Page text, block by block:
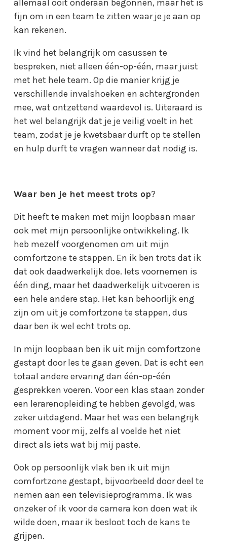
allemaal ooit onderaan begonnen, maar het is
fijn om in een team te zitten waar je je aan op
kan rekenen.
Ik vind het belangrijk om casussen te
bespreken, niet alleen één-op-één, maar juist
met het hele team. Op die manier krijg je
verschillende invalshoeken en achtergronden
mee, wat ontzettend waardevol is. Uiteraard is
het wel belangrijk dat je je veilig voelt in het
team, zodat je je kwetsbaar durft op te stellen
en hulp durft te vragen wanneer dat nodig is.
Waar ben je het meest trots op?
Dit heeft te maken met mijn loopbaan maar
ook met mijn persoonlijke ontwikkeling. Ik
heb mezelf voorgenomen om uit mijn
comfortzone te stappen. En ik ben trots dat ik
dat ook daadwerkelijk doe. Iets voornemen is
één ding, maar het daadwerkelijk uitvoeren is
een hele andere stap. Het kan behoorlijk eng
zijn om uit je comfortzone te stappen, dus
daar ben ik wel echt trots op.
In mijn loopbaan ben ik uit mijn comfortzone
gestapt door les te gaan geven. Dat is echt een
totaal andere ervaring dan één-op-één
gesprekken voeren. Voor een klas staan zonder
een lerarenopleiding te hebben gevolgd, was
zeker uitdagend. Maar het was een belangrijk
moment voor mij, zelfs al voelde het niet
direct als iets wat bij mij paste.
Ook op persoonlijk vlak ben ik uit mijn
comfortzone gestapt, bijvoorbeeld door deel te
nemen aan een televisieprogramma. Ik was
onzeker of ik voor de camera kon doen wat ik
wilde doen, maar ik besloot toch de kans te
grijpen.